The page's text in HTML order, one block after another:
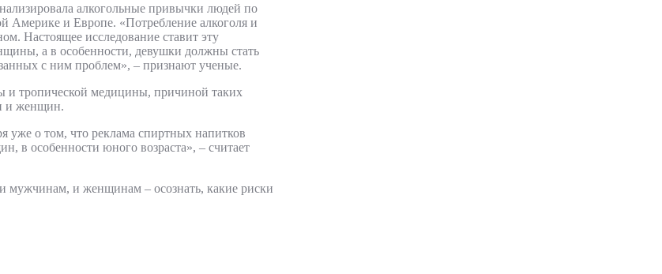
алкогольные привычки людей по
Америке и Европе. «Потребление алкоголя и
Настоящее исследование ставит эту
а в особенности, девушки должны стать
с ним проблем», – признают ученые.
тропической медицины, причиной таких
и женщин.
уже о том, что реклама спиртных напитков
в особенности юного возраста», – считает
и женщинам – осознать, какие риски